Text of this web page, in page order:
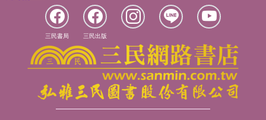
三民書局 三民出版